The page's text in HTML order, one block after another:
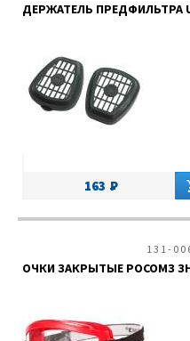
ДЕРЖАТЕЛЬ ПРЕДФИЛЬТРА
163
131-
ОЧКИ ЗАКРЫТЫЕ РОСОМЗ